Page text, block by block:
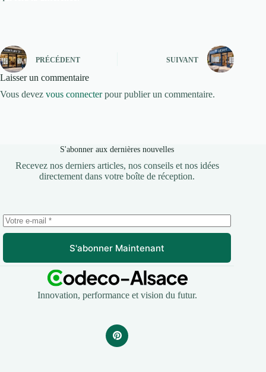
PRÉCÉDENT SUIVANT
Laisser un commentaire
Vous devez vous connecterpour publier un commentaire.
S'abonner aux dernières nouvelles
Recevez nos derniers articles, nos conseils et nos idées
directement dans votre boîte de réception.
S'abonner Maintenant
Innovation, performance et vision du futur.